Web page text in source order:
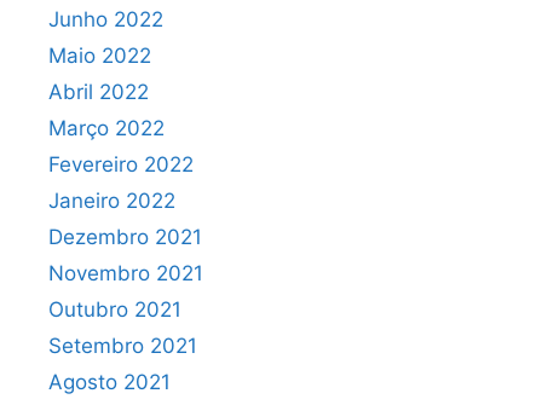
Junho 2022
Maio 2022
Abril 2022
Março 2022
Fevereiro 2022
Janeiro 2022
Dezembro 2021
Novembro 2021
Outubro 2021
Setembro 2021
Agosto 2021